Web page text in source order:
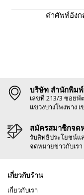
คำศัพท์อัง
บริษัท สำนักพิมพ์
เลขที่ 213/3 ซอยพั
แขวงบางโพงพาง
สมัครสมาชิกจด
รับสิทธิประโยชน์แ
จดหมายข่าวกับเรา
เกี่ยวกับร้าน
เกี่ยวกับเรา